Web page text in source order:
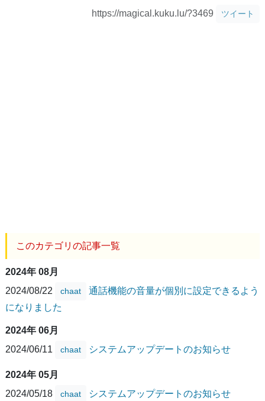
https://magical.kuku.lu/?3469 ツイート
このカテゴリの記事一覧
2024年 08月
2024/08/22
chaat
通話機能の音量が個別に設定できるよう
になりました
2024年 06月
2024/06/11
chaat システムアップデートのお知らせ
2024年 05月
2024/05/18
chaat システムアップデートのお知らせ